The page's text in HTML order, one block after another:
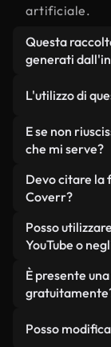
artificiale.
Questa
generati
da filmati
bianchi, e da
artificiale.
L'utilizzo di
Non se
Offriamo
mantengono
tempi di
come LCP.
E se non
che mi serve?
Puoi crearne
Studio. Ti
pochi
conformità
Devo citare la
Coverr?
Non è
Tutti i video
senza citare
gradito.
Posso
YouTube o
Sì. Tutti i
in video
condizione
È presente
reali o
Posso